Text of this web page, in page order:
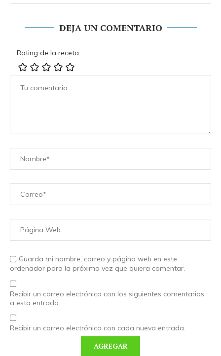
DEJA UN COMENTARIO
Rating de la receta
Guarda mi nombre, correo y página web en este
ordenador para la próxima vez que quiera comentar.
Recibir un correo electrónico con los siguientes comentarios
a esta entrada.
Recibir un correo electrónico con cada nueva entrada.